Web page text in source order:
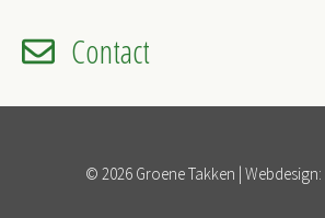
Contact
© 2026 Groene Takken | Webdesign:
Item toegevoegd aan winkelwagen.